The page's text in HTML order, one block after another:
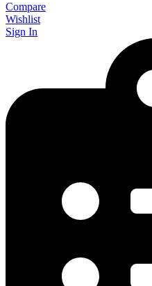
Compare
Wishlist
Sign In